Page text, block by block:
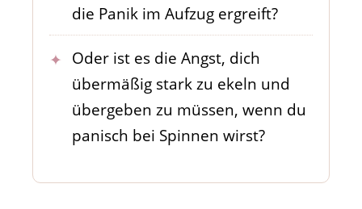
die Panik im Aufzug ergreift?
Oder ist es die Angst, dich
übermäßig stark zu ekeln und
übergeben zu müssen, wenn du
panisch bei Spinnen wirst?